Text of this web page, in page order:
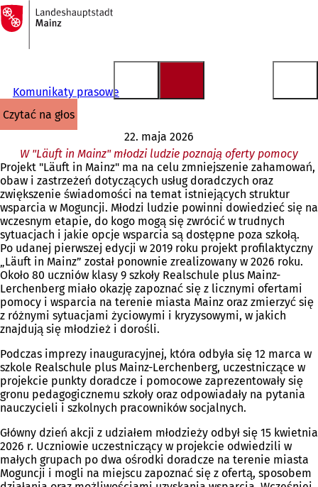
Przejdź do treści
Do
strony
głównej
Komunikaty prasowe
czytać na głos
22. maja 2026
W "Läuft in Mainz" młodzi ludzie poznają oferty pomocy
Projekt "Läuft in Mainz" ma na celu zmniejszenie zahamowań,
obaw i zastrzeżeń dotyczących usług doradczych oraz
zwiększenie świadomości na temat istniejących struktur
wsparcia w Moguncji. Młodzi ludzie powinni dowiedzieć się na
wczesnym etapie, do kogo mogą się zwrócić w trudnych
sytuacjach i jakie opcje wsparcia są dostępne poza szkołą.
Po udanej pierwszej edycji w 2019 roku projekt profilaktyczny
„Läuft in Mainz” został ponownie zrealizowany w 2026 roku.
Około 80 uczniów klasy 9 szkoły Realschule plus Mainz-
Lerchenberg miało okazję zapoznać się z licznymi ofertami
pomocy i wsparcia na terenie miasta Mainz oraz zmierzyć się
z różnymi sytuacjami życiowymi i kryzysowymi, w jakich
znajdują się młodzież i dorośli.
Podczas imprezy inauguracyjnej, która odbyła się 12 marca w
szkole Realschule plus Mainz-Lerchenberg, uczestniczące w
projekcie punkty doradcze i pomocowe zaprezentowały się
gronu pedagogicznemu szkoły oraz odpowiadały na pytania
nauczycieli i szkolnych pracowników socjalnych.
Główny dzień akcji z udziałem młodzieży odbył się 15 kwietnia
2026 r. Uczniowie uczestniczący w projekcie odwiedzili w
małych grupach po dwa ośrodki doradcze na terenie miasta
Moguncji i mogli na miejscu zapoznać się z ofertą, sposobem